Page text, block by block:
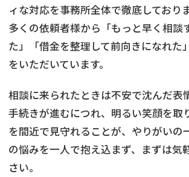
ィな対応を事務所全体で徹底しており
多くの依頼者様から「もっと早く相談
た」「借金を整理して前向きになれた
をいただいています。
相談に来られたときは不安で沈んだ表
手続きが進むにつれ、明るい笑顔を取
を間近で見守れることが、やりがいの
の悩みを一人で抱え込まず、まずは気
さい。